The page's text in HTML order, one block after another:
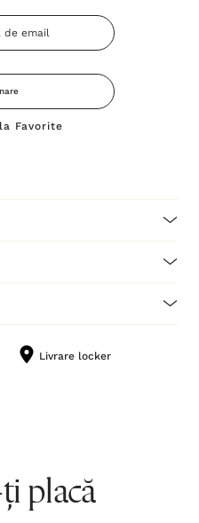
Favorite
Livrare locker
placă